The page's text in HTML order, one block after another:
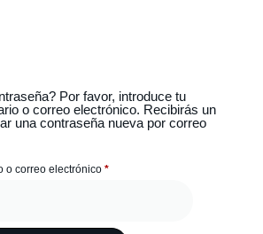
Por favor, introduce tu
o correo electrónico. Recibirás un
una contraseña nueva por correo
o correo electrónico *